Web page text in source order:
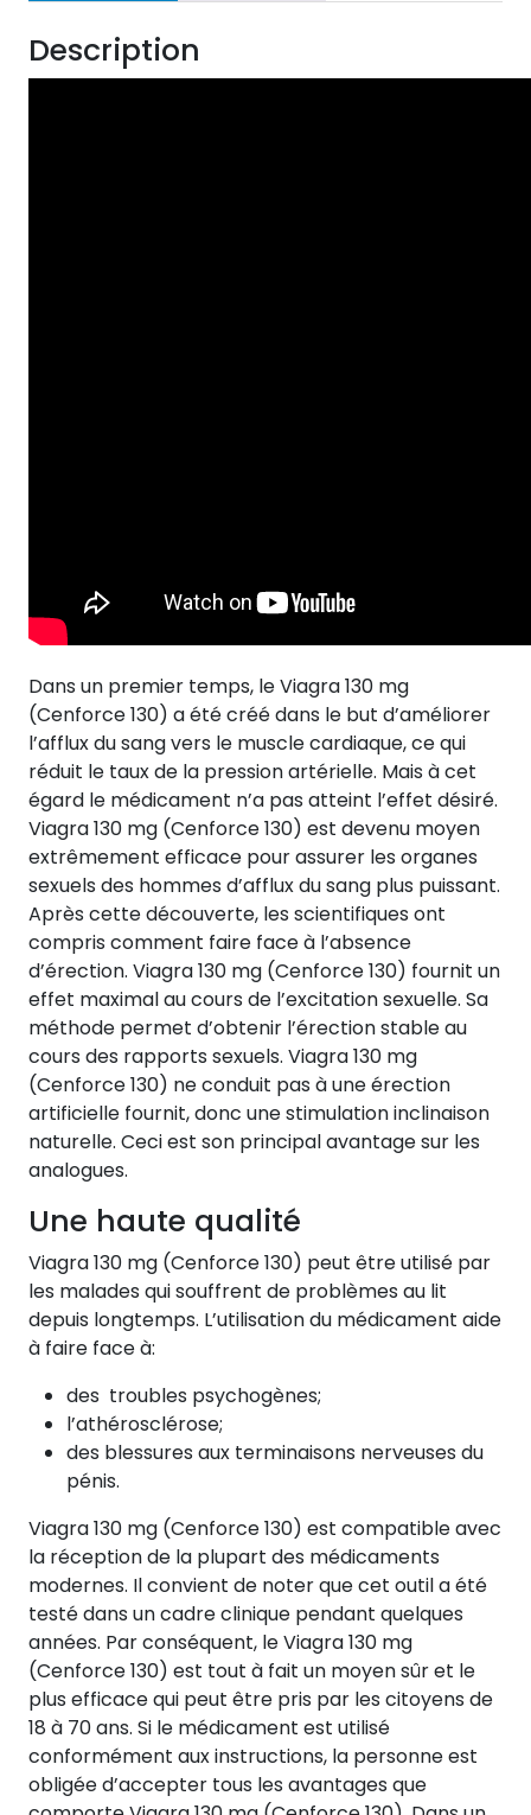
Description
Dans un premier temps, le Viagra 130 mg
(Cenforce 130) a été créé dans le but d’améliorer
l’afflux du sang vers le muscle cardiaque, ce qui
réduit le taux de la pression artérielle. Mais à cet
égard le médicament n’a pas atteint l’effet désiré.
Viagra 130 mg (Cenforce 130) est devenu moyen
extrêmement efficace pour assurer les organes
sexuels des hommes d’afflux du sang plus puissant.
Après cette découverte, les scientifiques ont
compris comment faire face à l’absence
d’érection. Viagra 130 mg (Cenforce 130) fournit un
effet maximal au cours de l’excitation sexuelle. Sa
méthode permet d’obtenir l’érection stable au
cours des rapports sexuels. Viagra 130 mg
(Cenforce 130) ne conduit pas à une érection
artificielle fournit, donc une stimulation inclinaison
naturelle. Ceci est son principal avantage sur les
analogues.
Une haute qualité
Viagra 130 mg (Cenforce 130) peut être utilisé par
les malades qui souffrent de problèmes au lit
depuis longtemps. L’utilisation du médicament aide
à faire face à:
des troubles psychogènes;
l’athérosclérose;
des blessures aux terminaisons nerveuses du
pénis.
Viagra 130 mg (Cenforce 130) est compatible avec
la réception de la plupart des médicaments
modernes. Il convient de noter que cet outil a été
testé dans un cadre clinique pendant quelques
années. Par conséquent, le Viagra 130 mg
(Cenforce 130) est tout à fait un moyen sûr et le
plus efficace qui peut être pris par les citoyens de
18 à 70 ans. Si le médicament est utilisé
conformément aux instructions, la personne est
obligée d’accepter tous les avantages que